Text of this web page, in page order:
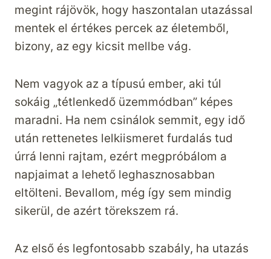
megint rájövök, hogy haszontalan utazással
mentek el értékes percek az életemből,
bizony, az egy kicsit mellbe vág.
Nem vagyok az a típusú ember, aki túl
sokáig „tétlenkedő üzemmódban” képes
maradni. Ha nem csinálok semmit, egy idő
után rettenetes lelkiismeret furdalás tud
úrrá lenni rajtam, ezért megpróbálom a
napjaimat a lehető leghasznosabban
eltölteni. Bevallom, még így sem mindig
sikerül, de azért törekszem rá.
Az első és legfontosabb szabály, ha utazás